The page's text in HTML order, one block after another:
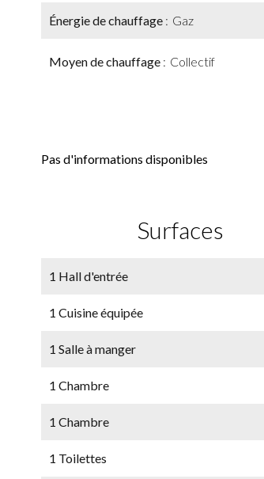
Énergie de chauffage Gaz
Moyen de chauffage Collectif
Pas d'informations disponibles
Surfaces
1 Hall d'entrée
1 Cuisine équipée
1 Salle à manger
1 Chambre
1 Chambre
1 Toilettes